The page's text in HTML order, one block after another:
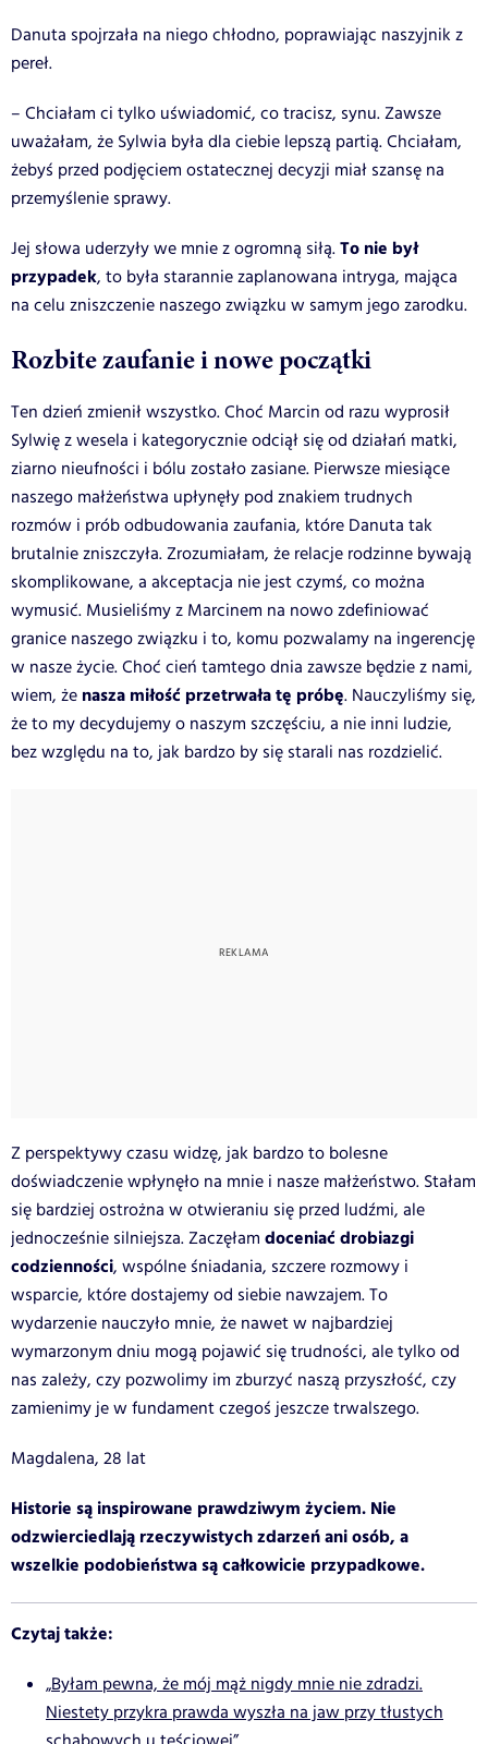
Danuta spojrzała na niego chłodno, poprawiając naszyjnik z
pereł.
– Chciałam ci tylko uświadomić, co tracisz, synu. Zawsze
uważałam, że Sylwia była dla ciebie lepszą partią. Chciałam,
żebyś przed podjęciem ostatecznej decyzji miał szansę na
przemyślenie sprawy.
Jej słowa uderzyły we mnie z ogromną siłą.To nie był
przypadek, to była starannie zaplanowana intryga, mająca
na celu zniszczenie naszego związku w samym jego zarodku.
Rozbite zaufanie i nowe początki
Ten dzień zmienił wszystko. Choć Marcin od razu wyprosił
Sylwię z wesela i kategorycznie odciął się od działań matki,
ziarno nieufności i bólu zostało zasiane. Pierwsze miesiące
naszego małżeństwa upłynęły pod znakiem trudnych
rozmów i prób odbudowania zaufania, które Danuta tak
brutalnie zniszczyła. Zrozumiałam, że relacje rodzinne bywają
skomplikowane, a akceptacja nie jest czymś, co można
wymusić. Musieliśmy z Marcinem na nowo zdefiniować
granice naszego związku i to, komu pozwalamy na ingerencję
w nasze życie. Choć cień tamtego dnia zawsze będzie z nami,
wiem, że nasza miłość przetrwała tę próbę. Nauczyliśmy się,
że to my decydujemy o naszym szczęściu, a nie inni ludzie,
bez względu na to, jak bardzo by się starali nas rozdzielić.
Z perspektywy czasu widzę, jak bardzo to bolesne
doświadczenie wpłynęło na mnie i nasze małżeństwo. Stałam
się bardziej ostrożna w otwieraniu się przed ludźmi, ale
jednocześnie silniejsza. Zaczęłam doceniać drobiazgi
codzienności, wspólne śniadania, szczere rozmowy i
wsparcie, które dostajemy od siebie nawzajem. To
wydarzenie nauczyło mnie, że nawet w najbardziej
wymarzonym dniu mogą pojawić się trudności, ale tylko od
nas zależy, czy pozwolimy im zburzyć naszą przyszłość, czy
zamienimy je w fundament czegoś jeszcze trwalszego.
Magdalena, 28 lat
Historie są inspirowane prawdziwym życiem. Nie
odzwierciedlają rzeczywistych zdarzeń ani osób, a
wszelkie podobieństwa są całkowicie przypadkowe.
Czytaj także:
„Byłam pewna, że mój mąż nigdy mnie nie zdradzi.
Niestety przykra prawda wyszła na jaw przy tłustych